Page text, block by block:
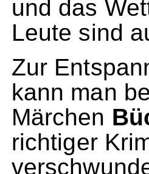
und das
Leute sind
Zur
kann man
Märchen
richtiger